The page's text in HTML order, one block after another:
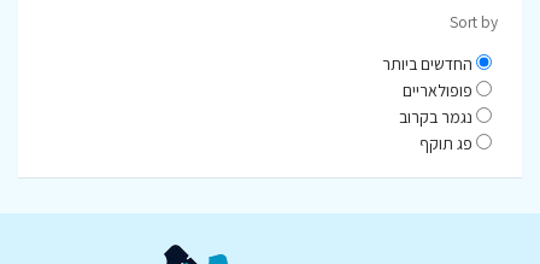
Sort by
החדשים ביותר
פופולאריים
נגמר בקרוב
פג תוקף